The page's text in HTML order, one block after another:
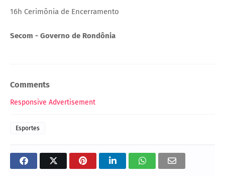
16h Cerimônia de Encerramento
Secom - Governo de Rondônia
Comments
Responsive Advertisement
Esportes